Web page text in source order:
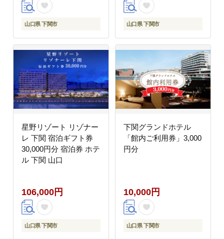
山口県 下関市 山口県 下関市
星野リゾート リゾナー
レ 下関 宿泊ギフト券
30,000円分 宿泊券 ホテ
ル 下関 山口
106,000円
山口県 下関市
下関グランドホテル
「館内ご利用券」3,000
円分
10,000円
山口県 下関市